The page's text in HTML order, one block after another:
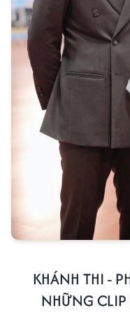
KHÁNH THI -
NHỮNG CLIP